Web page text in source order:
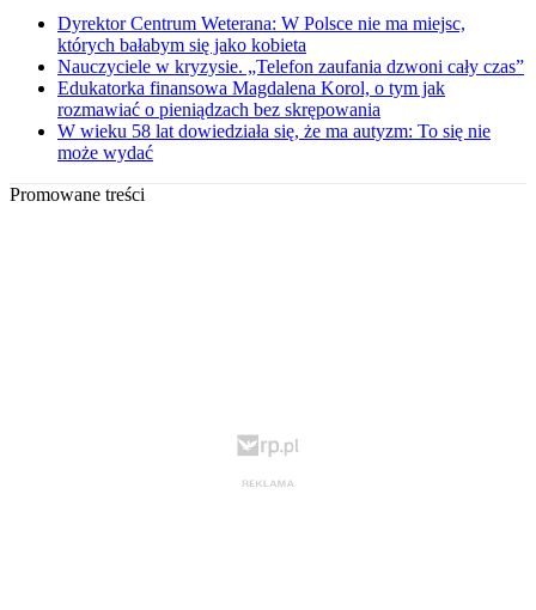
Dyrektor Centrum Weterana: W Polsce nie ma miejsc,
których bałabym się jako kobieta
Nauczyciele w kryzysie. „Telefon zaufania dzwoni cały czas”
Edukatorka finansowa Magdalena Korol, o tym jak
rozmawiać o pieniądzach bez skrępowania
W wieku 58 lat dowiedziała się, że ma autyzm: To się nie
może wydać
Promowane treści